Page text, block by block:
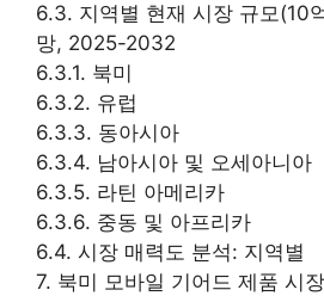
6.3. 지역별 현재 시장 규모(10
망, 2025-2032
6.3.1. 북미
6.3.2. 유럽
6.3.3. 동아시아
6.3.4. 남아시아 및 오세아니아
6.3.5. 라틴 아메리카
6.3.6. 중동 및 아프리카
6.4. 시장 매력도 분석: 지역별
7. 북미 모바일 기어드 제품 시